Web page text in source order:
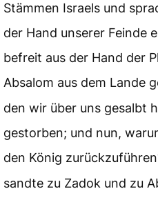
Stämmen Israels und
der Hand unserer Feinde
befreit aus der Hand der
Absalom aus dem Lande
den wir über uns gesalbt
gestorben; und nun,
den König
sandte zu Zadok und zu